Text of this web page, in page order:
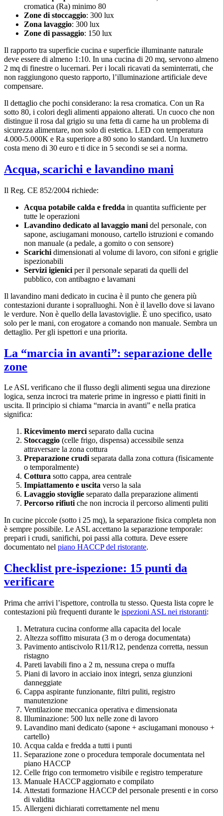
cromatica (Ra) minimo 80
Zone di stoccaggio: 300 lux
Zona lavaggio: 300 lux
Zone di passaggio: 150 lux
Il rapporto tra superficie cucina e superficie illuminante naturale
deve essere di almeno 1:10. In una cucina di 20 mq, servono almeno
2 mq di finestre o lucernari. Per i locali ricavati da seminterrati, che
non raggiungono questo rapporto, l’illuminazione artificiale deve
compensare.
Il dettaglio che pochi considerano: la resa cromatica. Con un Ra
sotto 80, i colori degli alimenti appaiono alterati. Un cuoco che non
distingue il rosa dal grigio su una fetta di carne ha un problema di
sicurezza alimentare, non solo di estetica. LED con temperatura
4.000-5.000K e Ra superiore a 80 sono lo standard. Un luxmetro
costa meno di 30 euro e ti dice in 5 secondi se sei a norma.
Acqua, scarichi e lavandino mani
Il Reg. CE 852/2004 richiede:
Acqua potabile calda e fredda in quantita sufficiente per
tutte le operazioni
Lavandino dedicato al lavaggio mani del personale, con
sapone, asciugamani monouso, cartello istruzioni e comando
non manuale (a pedale, a gomito o con sensore)
Scarichi dimensionati al volume di lavoro, con sifoni e griglie
ispezionabili
Servizi igienici per il personale separati da quelli del
pubblico, con antibagno e lavamani
Il lavandino mani dedicato in cucina è il punto che genera più
contestazioni durante i sopralluoghi. Non è il lavello dove si lavano
le verdure. Non è quello della lavastoviglie. È uno specifico, usato
solo per le mani, con erogatore a comando non manuale. Sembra un
dettaglio. Per gli ispettori e una priorita.
La “marcia in avanti”: separazione delle
zone
Le ASL verificano che il flusso degli alimenti segua una direzione
logica, senza incroci tra materie prime in ingresso e piatti finiti in
uscita. Il principio si chiama “marcia in avanti” e nella pratica
significa:
Ricevimento merciseparato dalla cucina
Stoccaggio (celle frigo, dispensa) accessibile senza
attraversare la zona cottura
Preparazione crudiseparata dalla zona cottura (fisicamente
o temporalmente)
Cottura sotto cappa, area centrale
Impiattamento e uscita verso la sala
Lavaggio stoviglie separato dalla preparazione alimenti
Percorso rifiutiche non incrocia il percorso alimenti puliti
In cucine piccole (sotto i 25 mq), la separazione fisica completa non
è sempre possibile. Le ASL accettano la separazione temporale:
prepari i crudi, sanifichi, poi passi alla cottura. Deve essere
documentato nel piano HACCP del ristorante.
Checklist pre-ispezione: 15 punti da
verificare
Prima che arrivi l’ispettore, controlla tu stesso. Questa lista copre le
contestazioni più frequenti durante le ispezioni ASL nei ristoranti:
Metratura cucina conforme alla capacita del locale
Altezza soffitto misurata (3 m o deroga documentata)
Pavimento antiscivolo R11/R12, pendenza corretta, nessun
ristagno
Pareti lavabili fino a 2 m, nessuna crepa o muffa
Piani di lavoro in acciaio inox integri, senza giunzioni
danneggiate
Cappa aspirante funzionante, filtri puliti, registro
manutenzione
Ventilazione meccanica operativa e dimensionata
Illuminazione: 500 lux nelle zone di lavoro
Lavandino mani dedicato (sapone + asciugamani monouso +
cartello)
Acqua calda e fredda a tutti i punti
Separazione zone o procedura temporale documentata nel
piano HACCP
Celle frigo con termometro visibile e registro temperature
Manuale HACCP aggiornato e compilato
Attestati formazione HACCP del personale presenti e in corso
di validita
Allergeni dichiarati correttamente nel menu